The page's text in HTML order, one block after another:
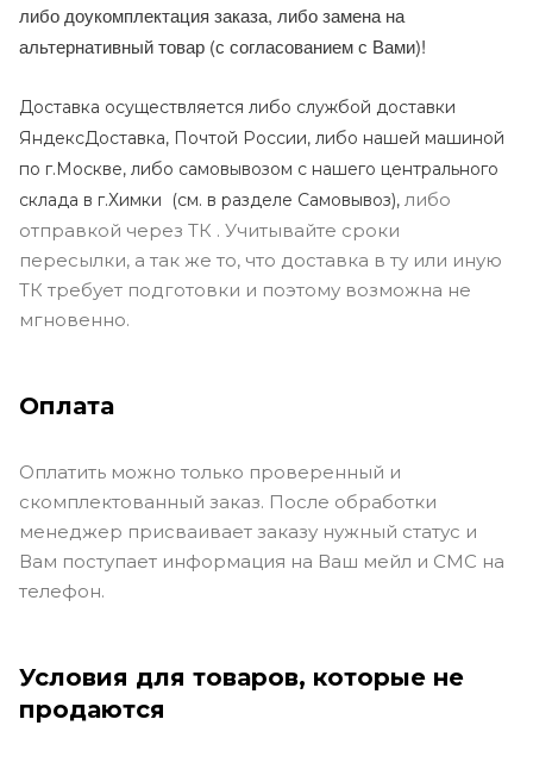
либо доукомплектация заказа, либо замена на
альтернативный товар (с согласованием с Вами)!
Доставка осуществляется либо службой доставки
ЯндексДоставка, Почтой России, либо нашей машиной
по г.Москве, либо самовывозом с нашего центрального
склада в г.Химки (см. в разделе Самовывоз), либо
отправкой через ТК . Учитывайте сроки
пересылки, а так же то, что доставка в ту или иную
ТК требует подготовки и поэтому возможна не
мгновенно.
Оплата
Оплатить можно только проверенный и
скомплектованный заказ. После обработки
менеджер присваивает заказу нужный статус и
Вам поступает информация на Ваш мейл и СМС на
телефон.
Условия для товаров, которые не
продаются